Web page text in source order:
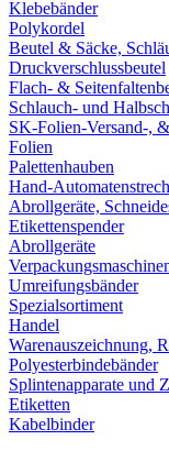
Klebebänder
Polykordel
Beutel & Säcke,
Druckverschlussbeutel
Flach- &
Schlauch- und
SK-Folien-Versand-,
Folien
Palettenhauben
Hand-
Abrollgeräte,
Etikettenspender
Abrollgeräte
Umreifungsbänder
Spezialsortiment
Handel
Warenauszeichnung,
Polyesterbindebänder
Splintenapparate und
Etiketten
Kabelbinder